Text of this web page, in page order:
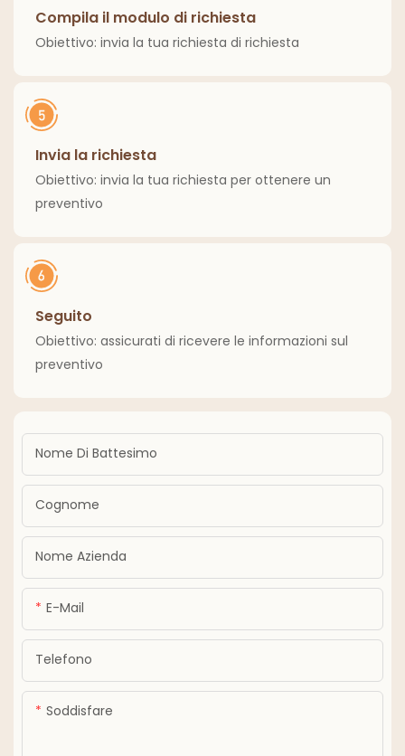
Compila il modulo di richiesta
Obiettivo: invia la tua richiesta di richiesta
Invia la richiesta
Obiettivo: invia la tua richiesta per ottenere un
preventivo
Seguito
Obiettivo: assicurati di ricevere le informazioni sul
preventivo
Nome Di Battesimo
Cognome
Nome Azienda
E-Mail
Telefono
Soddisfare